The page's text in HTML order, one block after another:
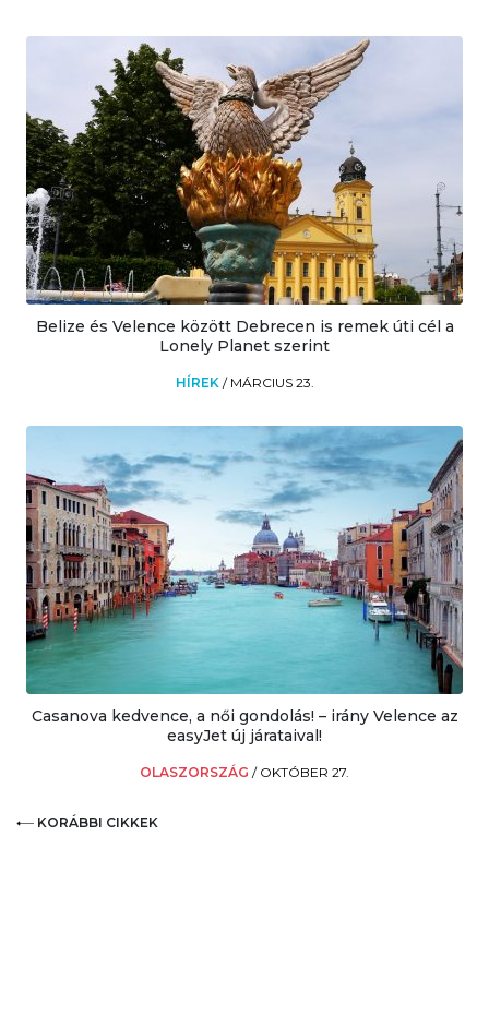
Belize és Velence között Debrecen is remek úti cél a
Lonely Planet szerint
HÍREK / MÁRCIUS 23.
Casanova kedvence, a női gondolás! – irány Velence az
easyJet új járataival!
OLASZORSZÁG / OKTÓBER 27.
KORÁBBI CIKKEK